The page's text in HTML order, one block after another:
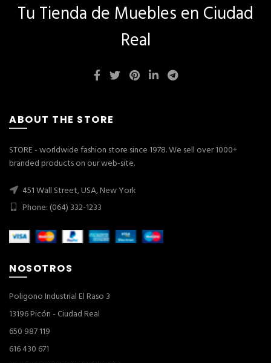
Tu Tienda de Muebles en Ciudad
Real
ABOUT THE STORE
STORE - worldwide fashion store since 1978. We sell over 1000+
branded products on our web-site.
451 Wall Street, USA, New York
Phone: (064) 332-1233
NOSOTROS
Poligono Industrial El Raso 3
13196 Picón - Ciudad Real
650 987 119
616 430 671